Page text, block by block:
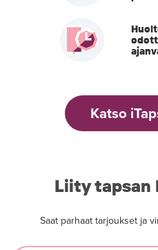
Katso
Liity
Saat parhaat tarjoukset ja